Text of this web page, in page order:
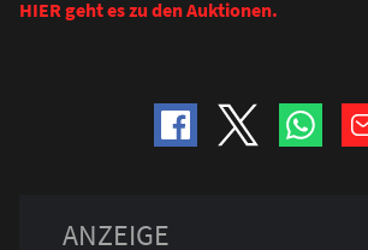
HIER geht es zu den Auktionen.